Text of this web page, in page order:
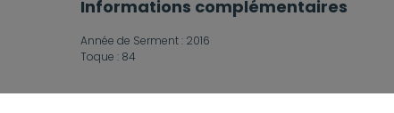
Informations complémentaires
Année de Serment : 2016
Toque : 84